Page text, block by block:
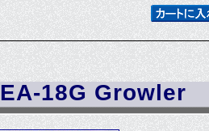
EA-18G Growler